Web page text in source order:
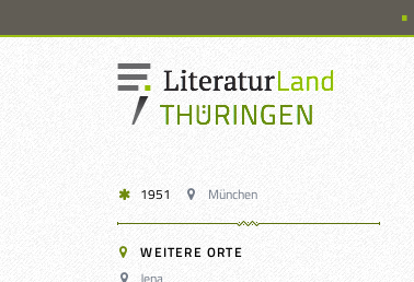
1951 München
WEITERE ORTE